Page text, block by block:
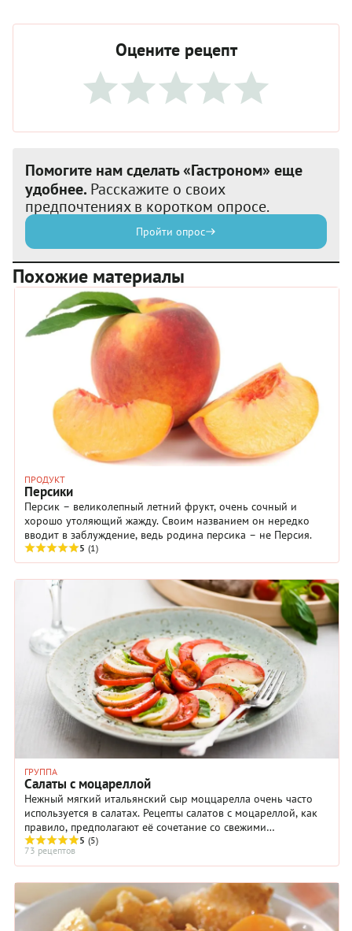
Оцените рецепт
Помогите нам сделать «Гастроном» еще
удобнее. Расскажите о своих
предпочтениях в коротком опросе.
Пройти опрос
Похожие материалы
ПРОДУКТ
Персики
Персик – великолепный летний фрукт, очень сочный и
хорошо утоляющий жажду. Своим названием он нередко
вводит в заблуждение, ведь родина персика – не Персия.
5 (1)
ГРУППА
Салаты с моцареллой
Нежный мягкий итальянский сыр моццарелла очень часто
используется в салатах. Рецепты салатов с моцареллой, как
правило, предполагают её сочетание со свежими
помидорами и зеленью.
5 (5)
73 рецептов